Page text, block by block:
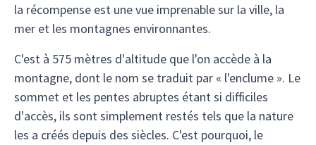
la récompense est une vue imprenable sur la ville, la
mer et les montagnes environnantes.
C'est à 575 mètres d'altitude que l'on accède à la
montagne, dont le nom se traduit par « l'enclume ». Le
sommet et les pentes abruptes étant si difficiles
d'accès, ils sont simplement restés tels que la nature
les a créés depuis des siècles. C'est pourquoi, le